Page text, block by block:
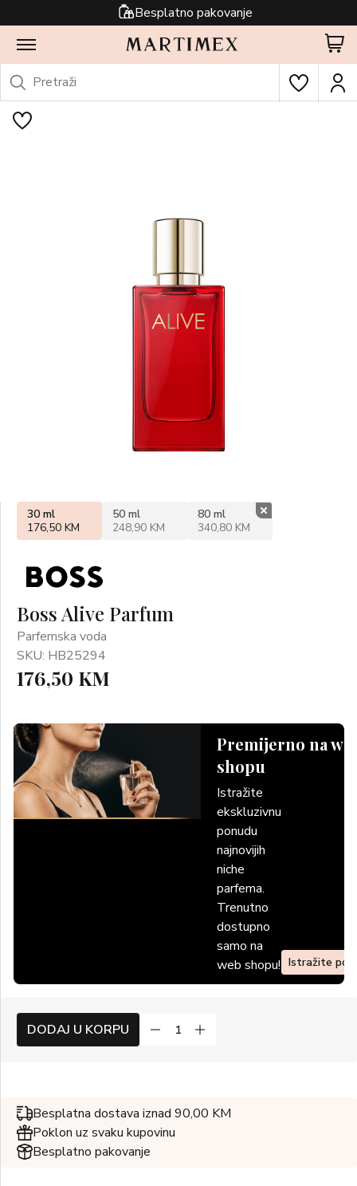
Besplatno pakovanje
Boss Alive Parfum
Parfemska voda
SKU: HB25294
176,50 KM
Premijerno na
shopu
Istražite
ekskluzivnu
ponudu
najnovijih
niche
parfema.
Trenutno
dostupno
samo na
web shopu! Istražite
30 ml
176,50 KM
50 ml
248,90 KM
80 ml
340,80 KM
DODAJ U KORPU
Besplatna dostava iznad 90,00 KM
Poklon uz svaku kupovinu
Besplatno pakovanje